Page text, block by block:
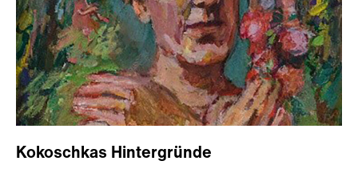
Kokoschkas Hintergründe